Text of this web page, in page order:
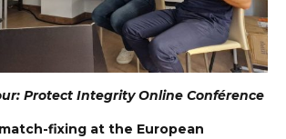
Integrity Online Conférence
fixing at the European